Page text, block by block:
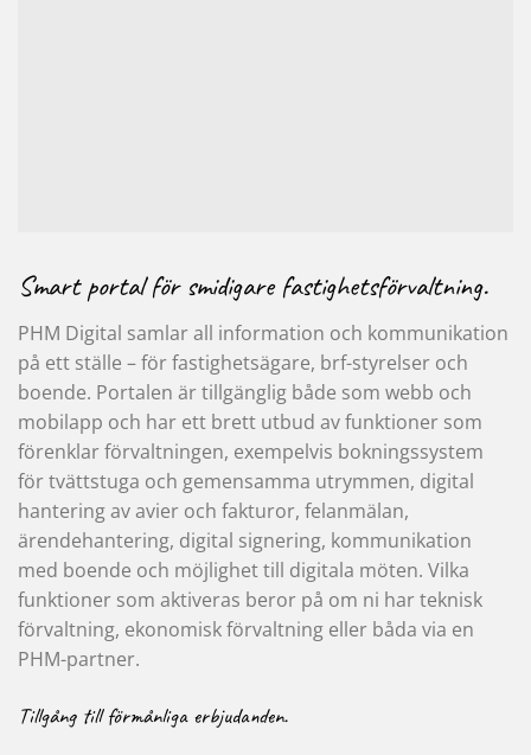
Smart portal för smidigare fastighetsförvaltning.
PHM Digital samlar all information och kommunikation
på ett ställe – för fastighetsägare, brf-styrelser och
boende. Portalen är tillgänglig både som webb och
mobilapp och har ett brett utbud av funktioner som
förenklar förvaltningen, exempelvis bokningssystem
för tvättstuga och gemensamma utrymmen, digital
hantering av avier och fakturor, felanmälan,
ärendehantering, digital signering, kommunikation
med boende och möjlighet till digitala möten. Vilka
funktioner som aktiveras beror på om ni har teknisk
förvaltning, ekonomisk förvaltning eller båda via en
PHM-partner.
Tillgång till förmånliga erbjudanden.